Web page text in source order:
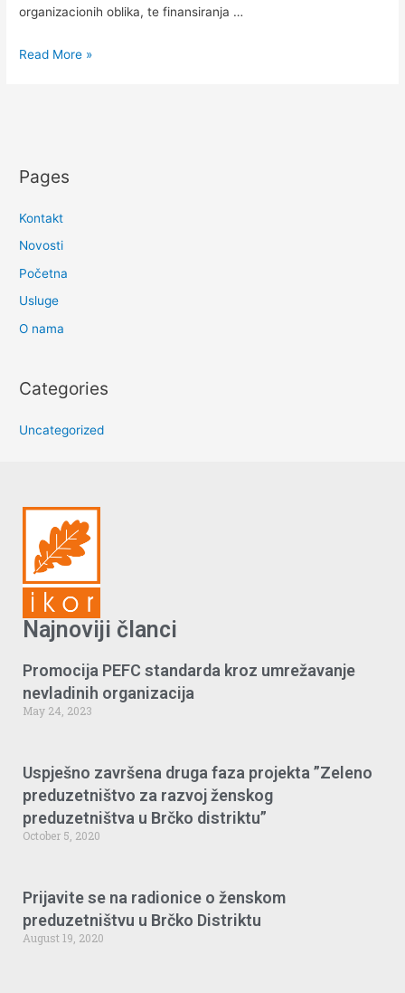
organizacionih oblika, te finansiranja …
Read More »
Pages
Kontakt
Novosti
Početna
Usluge
O nama
Categories
Uncategorized
Najnoviji članci
Promocija PEFC standarda kroz umrežavanje
nevladinih organizacija
May 24, 2023
Uspješno završena druga faza projekta ”Zeleno
preduzetništvo za razvoj ženskog
preduzetništva u Brčko distriktu”
October 5, 2020
Prijavite se na radionice o ženskom
preduzetništvu u Brčko Distriktu
August 19, 2020